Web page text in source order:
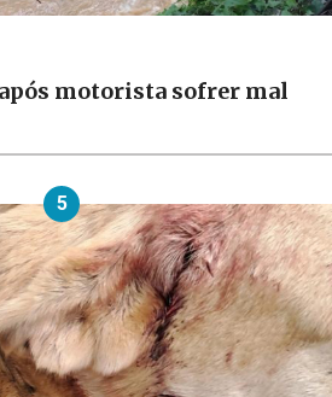
motorista sofrer mal
5